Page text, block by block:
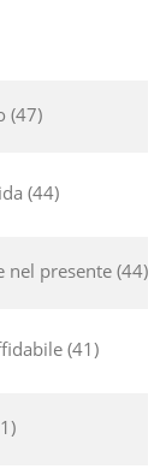
47
44
nel presente 44
41